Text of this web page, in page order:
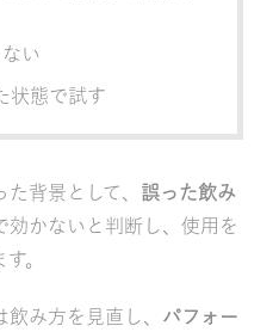
い
状態で試す
背景として、 誤った飲み
効かないと判断し、使用を
。
み方を見直し、 パフォー